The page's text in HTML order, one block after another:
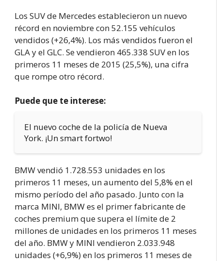
Los SUV de Mercedes establecieron un nuevo
récord en noviembre con 52.155 vehículos
vendidos (+26,4%). Los más vendidos fueron el
GLA y el GLC. Se vendieron 465.338 SUV en los
primeros 11 meses de 2015 (25,5%), una cifra
que rompe otro récord.
Puede que te interese:
El nuevo coche de la policía de Nueva
York. ¡Un smart fortwo!
BMW vendió 1.728.553 unidades en los
primeros 11 meses, un aumento del 5,8% en el
mismo período del año pasado. Junto con la
marca MINI, BMW es el primer fabricante de
coches premium que supera el límite de 2
millones de unidades en los primeros 11 meses
del año. BMW y MINI vendieron 2.033.948
unidades (+6,9%) en los primeros 11 meses de